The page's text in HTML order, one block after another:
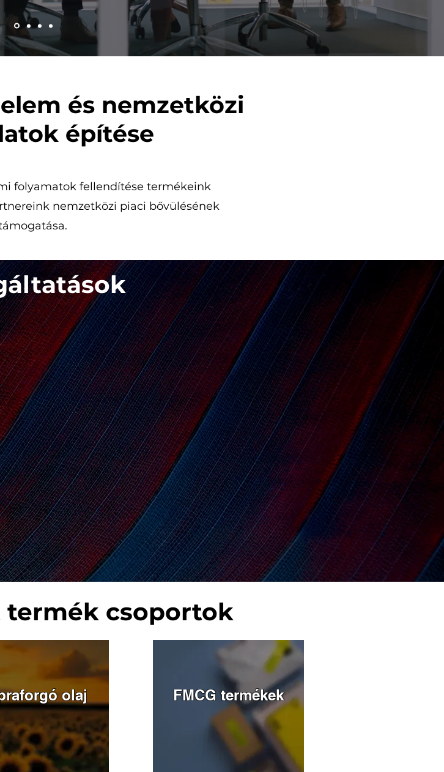
és nemzetközi
építése
folyamatok fellendítése termékeink
nemzetközi piaci bővülésének
termék csoportok
olaj FMCG termékek